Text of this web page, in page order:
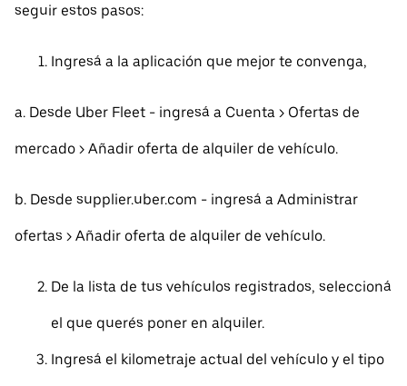
seguir estos pasos:
Ingresá a la aplicación que mejor te convenga,
a. Desde Uber Fleet - ingresá a Cuenta > Ofertas de
mercado > Añadir oferta de alquiler de vehículo.
b. Desde supplier.uber.com - ingresá a Administrar
ofertas > Añadir oferta de alquiler de vehículo.
De la lista de tus vehículos registrados, seleccioná
el que querés poner en alquiler.
Ingresá el kilometraje actual del vehículo y el tipo